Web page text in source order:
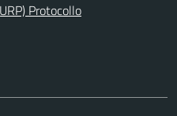
Protocollo